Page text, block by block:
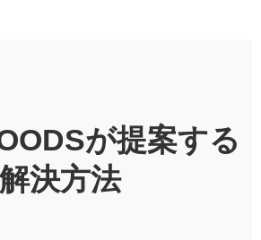
が提案する
解決方法